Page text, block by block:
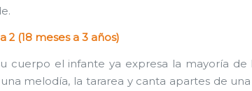
2 (18 meses a 3 años)
cuerpo el infante ya expresa la mayoría
melodía, la tararea y canta apartes de